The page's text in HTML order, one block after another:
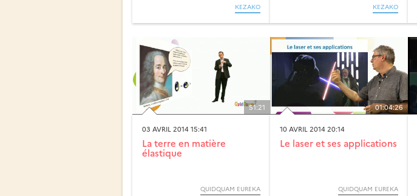
KEZAKO KEZAKO
51:21
03 AVRIL 2014 15:41
La terre en matière
élastique
QUIDQUAM EUREKA
01:04:26
10 AVRIL 2014 20:14
Le laser et ses applications
QUIDQUAM EUREKA